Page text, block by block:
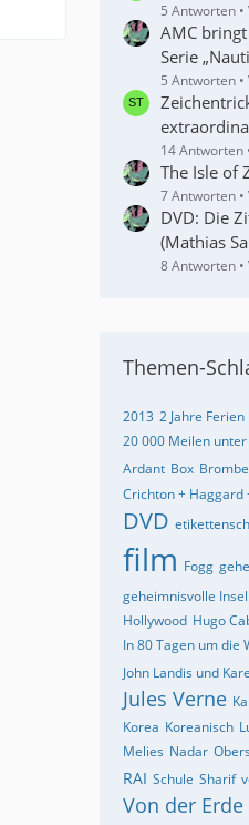
5 Antworten
AMC
Serie
5 Antworten
14 Antworten
The Isle of
7 Antworten
DVD: Die
(Mathias
8 Antworten
Themen-
2013 2 Jahre Ferien
20 000 Meilen
Ardant Box
Crichton + Haggard
DVD
film Fogg
geheimnisvolle Insel
Hollywood Hugo
In 80 Tagen um die
John Landis und
Jules Verne
Korea Koreanisch
Melies Nadar
RAI Schule Sharif
Von der